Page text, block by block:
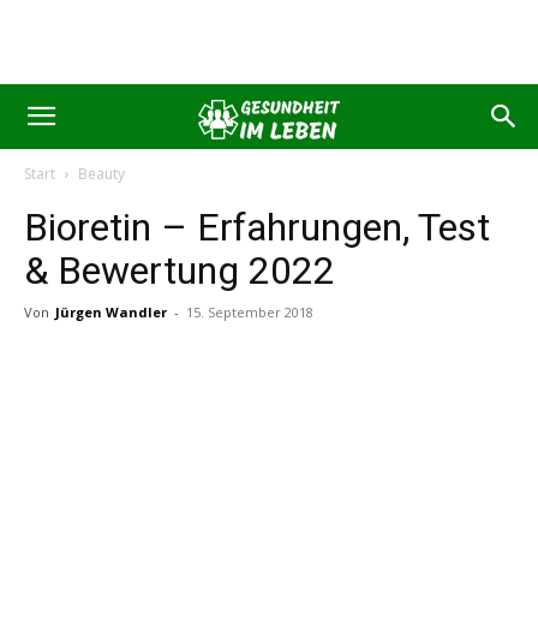
Start Beauty
Bioretin – Erfahrungen, Test
& Bewertung 2022
Von Jürgen Wandler - 15. September 2018